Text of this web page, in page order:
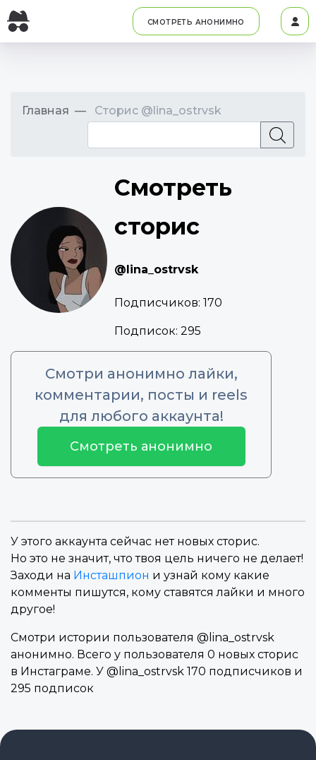
СМОТРЕТЬ АНОНИМНО
Главная Сторис @lina_ostrvsk
Смотреть
сторис
@lina_ostrvsk
Подписчиков: 170
Подписок: 295
Смотри анонимно лайки,
комментарии, посты и reels
для любого аккаунта!
Смотреть анонимно
У этого аккаунта сейчас нет новых сторис.
Но это не значит, что твоя цель ничего не делает!
Заходи на Инсташпион и узнай кому какие
комменты пишутся, кому ставятся лайки и много
другое!
Смотри истории пользователя @lina_ostrvsk
анонимно. Всего у пользователя 0 новых сторис
в Инстаграме. У @lina_ostrvsk 170 подписчиков и
295 подписок